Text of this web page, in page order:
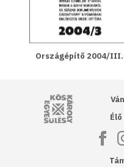
Országépítő 2004/III.
Kós Károly